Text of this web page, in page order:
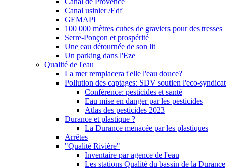
Canal usinier /Edf
GEMAPI
100 000 mètres cubes de graviers pour des tresses
Serre-Ponçon et prospérité
Une eau détournée de son lit
Un parking dans l'Eze
Qualité de l'eau
La mer remplacera t'elle l'eau douce?
Pollution des captages: SDV soutien l'eco-syndicat
Conférence: pesticides et santé
Eau mise en danger par les pesticides
Atlas des pesticides 2023
Durance et plastique ?
La Durance menacée par les plastiques
Arrêtes
"Qualité Rivière"
Inventaire par agence de l'eau
Les stations Qualité du bassin de la Durance